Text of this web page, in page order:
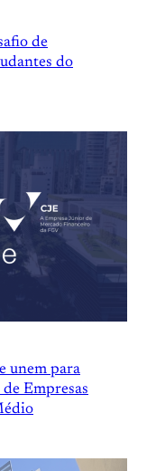
de
do
unem para
Empresas